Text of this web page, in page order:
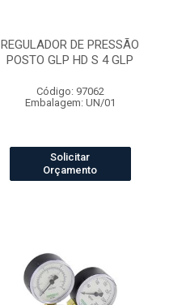
REGULADOR DE PRESSÃO
POSTO GLP HD S 4 GLP
Código: 97062
Embalagem: UN/01
Solicitar
Orçamento